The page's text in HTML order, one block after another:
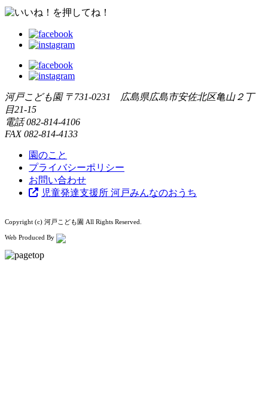
河戸こども園〒731-0231 広島県広島市安佐北区亀山２丁
目21-15
電話082-814-4106
FAX082-814-4133
園のこと
プライバシーポリシー
お問い合わせ
児童発達支援所 河戸みんなのおうち
Copyright (c) 河戸こども園 All Rights Reserved.
Web Produced By